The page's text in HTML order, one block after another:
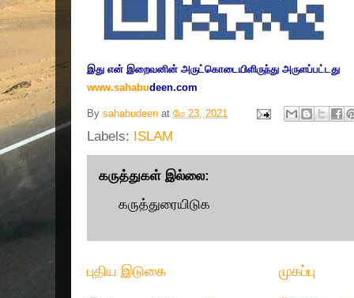
இது என் இறைவனின் அருட்கொடையிளிருந்து அருளப்பட்டது
www.sahabudeen.com
By sahabudeen at மே 23, 2021
Labels: ISLAM
கருத்துகள் இல்லை:
கருத்துரையிடுக
புதிய இடுகை முகப்பு